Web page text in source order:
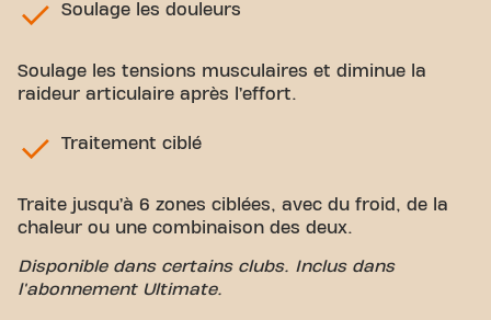
Soulage les douleurs
Soulage les tensions musculaires et diminue la
raideur articulaire après l’effort.
Traitement ciblé
Traite jusqu’à 6 zones ciblées, avec du froid, de la
chaleur ou une combinaison des deux.
Disponible dans certains clubs. Inclus dans
l'abonnement Ultimate.